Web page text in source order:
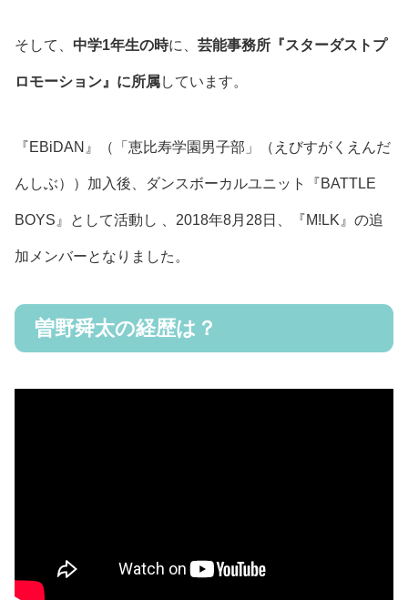
そして、 中学1年生の時に、 芸能事務所『スターダストプ
ロモーション』に所属しています。
『EBiDAN』（「恵比寿学園男子部」（えびすがくえんだ
んしぶ））加入後、ダンスボーカルユニット『BATTLE
BOYS』として活動し 、2018年8月28日、『M!LK』の追
加メンバーとなりました。
曽野舜太の経歴は？